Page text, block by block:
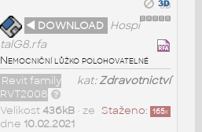
◄ DOWNLOAD Hospi
talG8.rfa
Nemocniční lůžko polohovatelné
kat:Zdravotnictví
Revit family
RVT2008
Staženo: 165x
Velikost 436kB• ze
dne 10.02.2021